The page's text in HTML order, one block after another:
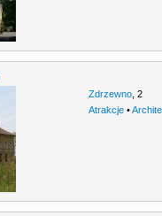
Zdrzewno ,2
Atrakcje •